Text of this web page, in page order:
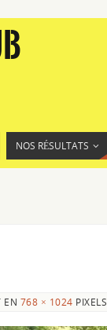
NOS RÉSULTATS
EN 768 × 1024 PIXELS